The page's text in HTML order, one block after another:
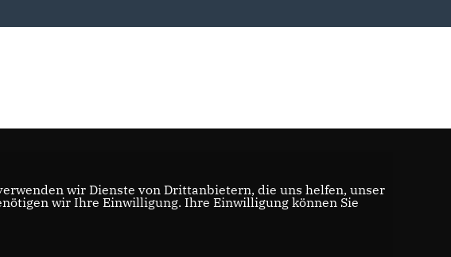
wir Dienste von Drittanbietern, die uns helfen, unser
wir Ihre Einwilligung. Ihre Einwilligung können Sie